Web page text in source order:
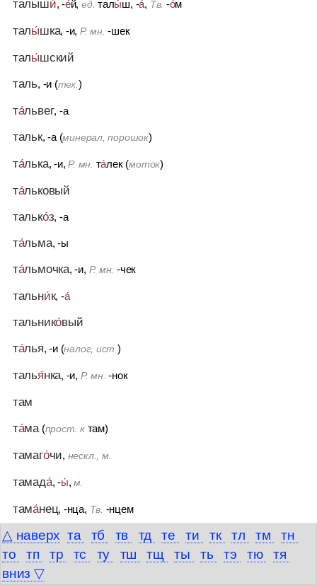
△ наверх та тб тв тд те ти тк тл тм
тн
то
тп тр тс ту тш тщ ты ть тэ тю
тя
вниз ▽
талыши́, -е́й,ед. талы́ш, -а́, Тв. -о́м
талы́шка, -и,Р. мн. -шек
талы́шский
таль, -и (тех. )
та́львег, -а
тальк, -а (минерал, порошок)
та́лька, -и,Р. мн. та́лек (моток)
та́льковый
талько́з, -а
та́льма, -ы
та́льмочка, -и, Р. мн. -чек
тальни́к, -а́
тальнико́вый
та́лья, -и (налог, ист.)
талья́нка, -и, Р. мн. -нок
там
та́ма(прост. ктам)
тамаго́чи, нескл., м.
тамада́, -ы́,м.
тама́нец, -нца, Тв. -нцем
тама́нский(от Там а́нь)
тама́нцы, -ев,ед.-нец, -нца,Тв.-нцем